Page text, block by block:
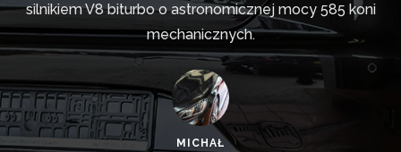
silnikiem V8 biturbo o astronomicznej mocy 585 koni
mechanicznych.
MICHAŁ